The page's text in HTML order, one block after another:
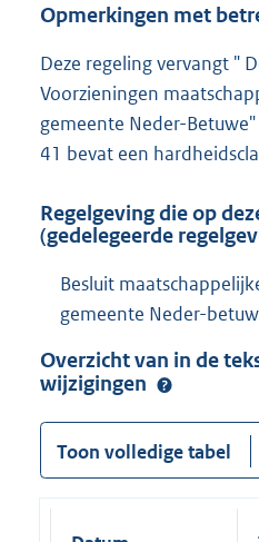
Opmerkingen met
Deze regeling vervangt "
Voorzieningen
gemeente Neder-
41 bevat een
Regelgeving die op
(gedelegeerde
Besluit
gemeente Neder-
Overzicht van in de
wijzigingen
Toon volledige tabel